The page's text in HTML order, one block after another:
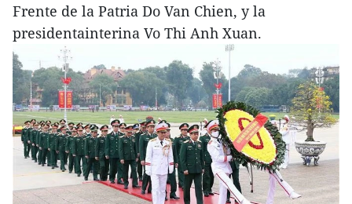
Frente de la Patria Do Van Chien, y la
presidentainterina Vo Thi Anh Xuan.